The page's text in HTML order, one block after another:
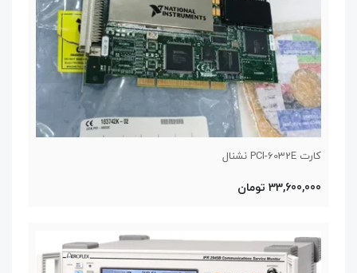
کارت PCI-6032E نشنال
33,600,000 تومان